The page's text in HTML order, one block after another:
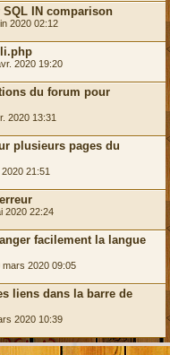
SQL IN comparison
2020 02:12
2020 19:20
du forum pour
2020 13:31
plusieurs pages du
21:51
2020 22:24
facilement la langue
mars 2020 09:05
liens dans la barre de
2020 10:39